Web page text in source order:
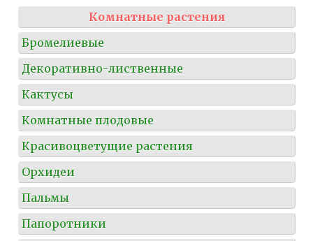
Комнатные растения
Бромелиевые
Декоративно-лиственные
Кактусы
Комнатные плодовые
Красивоцветущие растения
Орхидеи
Пальмы
Папоротники